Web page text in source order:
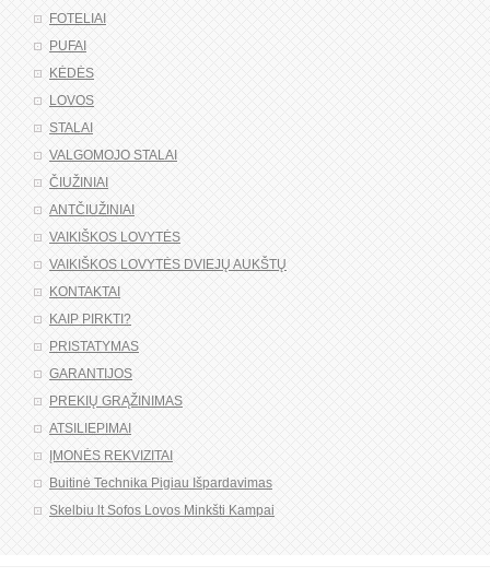
FOTELIAI
PUFAI
KĖDĖS
LOVOS
STALAI
VALGOMOJO STALAI
ČIUŽINIAI
ANTČIUŽINIAI
VAIKIŠKOS LOVYTĖS
VAIKIŠKOS LOVYTĖS DVIEJŲ AUKŠTŲ
KONTAKTAI
KAIP PIRKTI?
PRISTATYMAS
GARANTIJOS
PREKIŲ GRĄŽINIMAS
ATSILIEPIMAI
ĮMONĖS REKVIZITAI
Buitinė Technika Pigiau Išpardavimas
Skelbiu lt Sofos Lovos Minkšti Kampai